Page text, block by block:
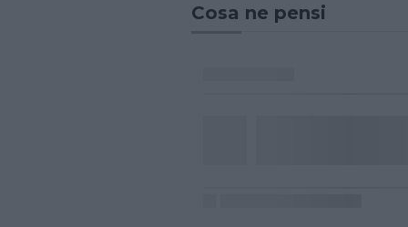
Cosa ne pensi